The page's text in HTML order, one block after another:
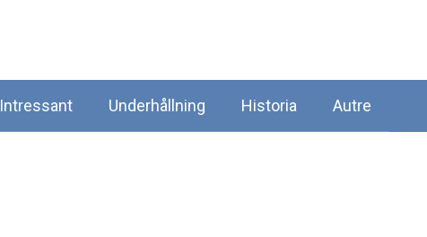
Intressant Underhållning Historia Autre